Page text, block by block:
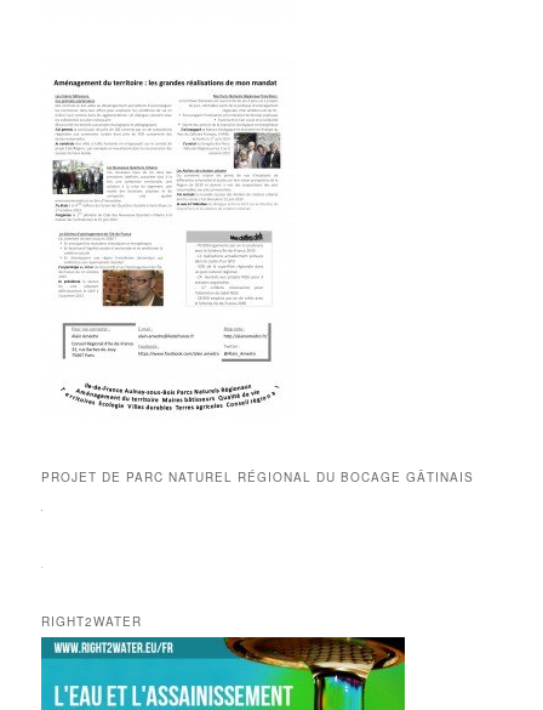
PROJET DE PARC NATUREL RÉGIONAL DU BOCAGE GÂTINAIS
RIGHT2WATER